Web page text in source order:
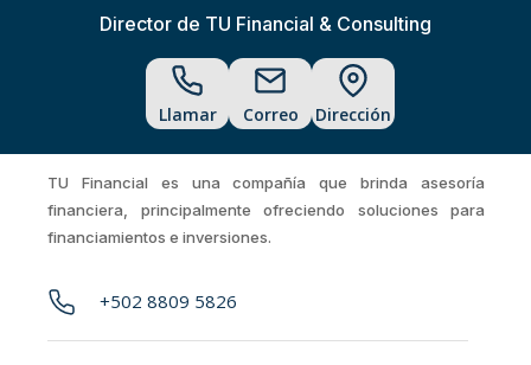
Director de TU Financial & Consulting
Llamar Correo Dirección
TU Financial es una compañía que brinda asesoría
financiera, principalmente ofreciendo soluciones para
financiamientos e inversiones.
+502 8809 5826